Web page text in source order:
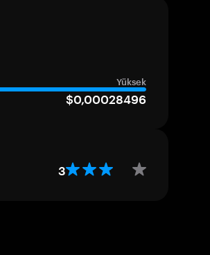
Yüksek
$0,00028496
3